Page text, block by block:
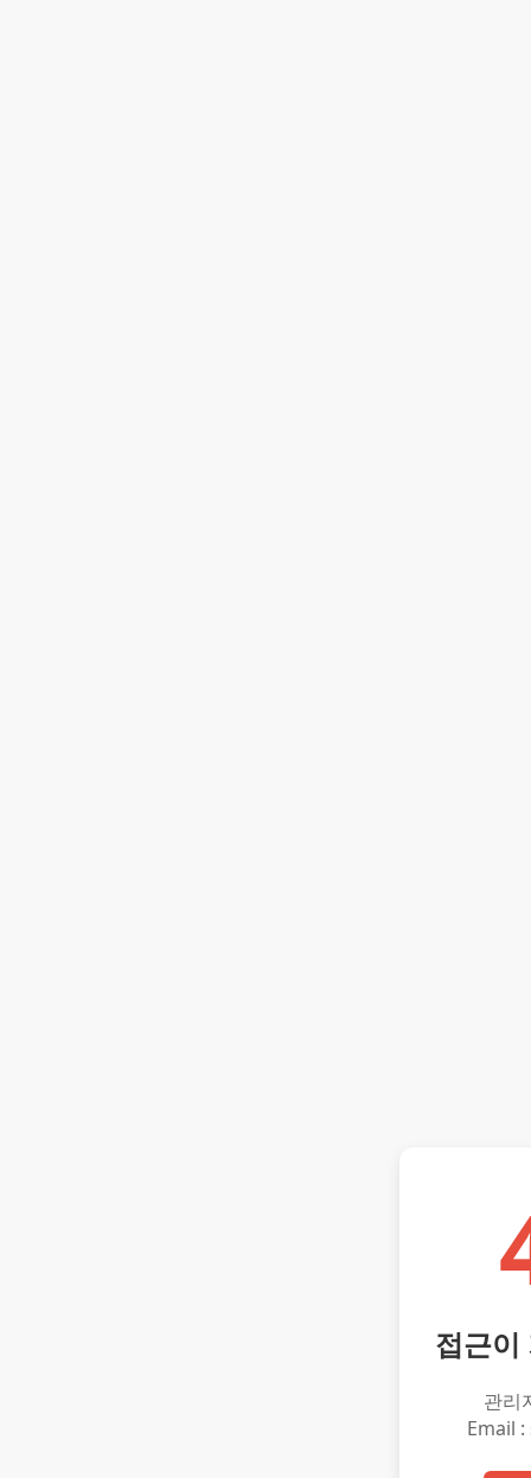
접근이
관리
Email